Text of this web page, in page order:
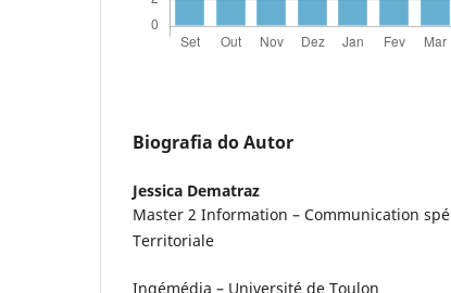
Biografia do Autor
Jessica Dematraz
Master 2 Information – Communication
Territoriale
Ingémédia – Université de Toulon